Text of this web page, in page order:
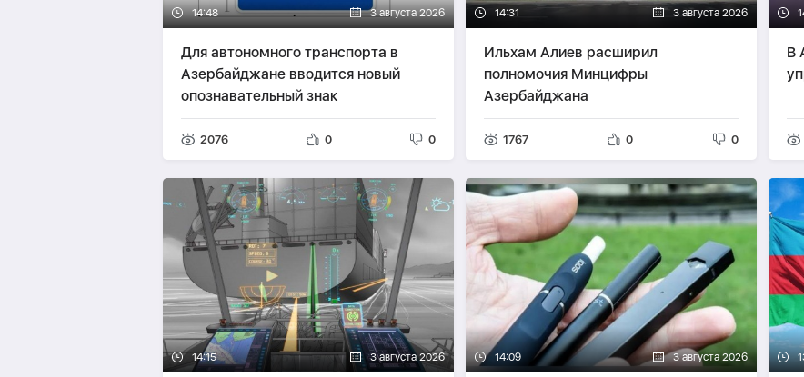
14:48 3 августа 2026
Для автономного транспорта в
Азербайджане вводится новый
опознавательный знак
2076 0 0
14:31 3 августа 2026
Ильхам Алиев расширил
полномочия Минцифры
Азербайджана
1767 0 0
В
14:15 3 августа 2026 14:09 3 августа 2026